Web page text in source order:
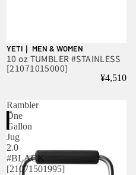
YETI｜ MEN & WOMEN
10 oz TUMBLER #STAINLESS
[21071015000]
¥4,510
Rambler
One
Gallon
Jug
2.0
#BLACK
[21071501995]